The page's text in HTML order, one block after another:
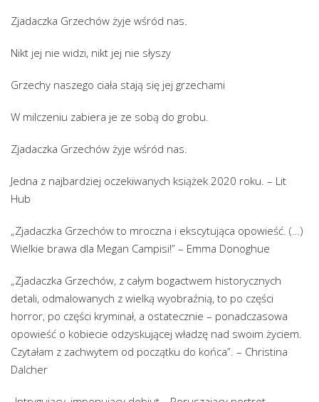
Zjadaczka Grzechów żyje wśród nas.
Nikt jej nie widzi, nikt jej nie słyszy
Grzechy naszego ciała stają się jej grzechami
W milczeniu zabiera je ze sobą do grobu.
Zjadaczka Grzechów żyje wśród nas.
Jedna z najbardziej oczekiwanych książek 2020 roku. – Lit
Hub
„Zjadaczka Grzechów to mroczna i ekscytująca opowieść. (…)
Wielkie brawa dla Megan Campisi!” – Emma Donoghue
„Zjadaczka Grzechów, z całym bogactwem historycznych
detali, odmalowanych z wielką wyobraźnią, to po części
horror, po części kryminał, a ostatecznie – ponadczasowa
opowieść o kobiecie odzyskującej władzę nad swoim życiem.
Czytałam z zachwytem od początku do końca”. – Christina
Dalcher